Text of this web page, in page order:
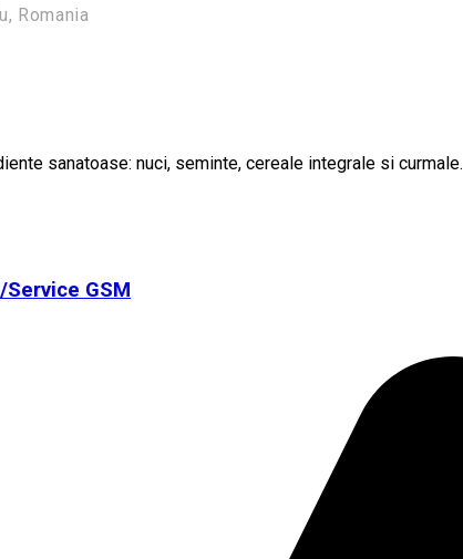
Romania
sanatoase: nuci, seminte, cereale integrale si curmale.
GSM